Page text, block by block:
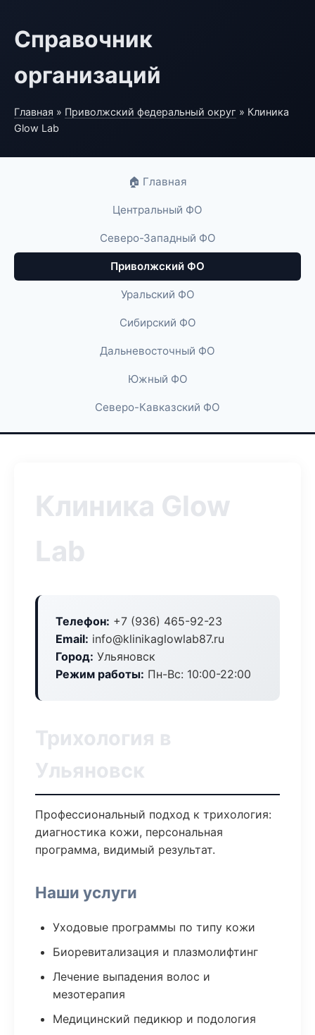
Справочник
организаций
Главная » Приволжский федеральный округ » Клиника
Glow Lab
🏠 Главная
Центральный ФО
Северо-Западный ФО
Приволжский ФО
Уральский ФО
Сибирский ФО
Дальневосточный ФО
Южный ФО
Северо-Кавказский ФО
Клиника Glow
Lab
Телефон: +7 (936) 465-92-23
Email: info@klinikaglowlab87.ru
Город: Ульяновск
Режим работы: Пн-Вс: 10:00-22:00
Трихология в
Ульяновск
Профессиональный подход к трихология:
диагностика кожи, персональная
программа, видимый результат.
Наши услуги
Уходовые программы по типу кожи
Биоревитализация и плазмолифтинг
Лечение выпадения волос и
мезотерапия
Медицинский педикюр и подология